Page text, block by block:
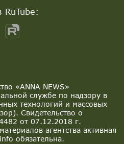
«ANNA NEWS»
службе по надзору в
технологий и массовых
Свидетельство о
от 07.12.2018 г.
агентства активная
обязательна.